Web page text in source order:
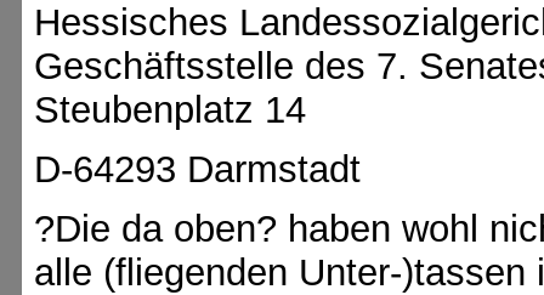
Hessisches
Geschäftsstelle des 7.
Steubenplatz 14
D-64293 Darmstadt
?Die da oben? haben wohl
alle (fliegenden Unter-)tassen